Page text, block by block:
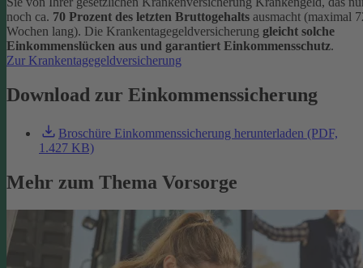
noch ca. 70 Prozent des letzten Bruttogehalts ausmacht (maximal
Wochen lang). Die Krankentagegeldversicherung gleicht solche
Einkommenslücken aus und garantiert Einkommensschutz.
Zur Krankentagegeldversicherung
Download zur Einkommenssicherung
Broschüre Einkommenssicherung herunterladen (PDF,
1.427 KB)
Mehr zum Thema Vorsorge